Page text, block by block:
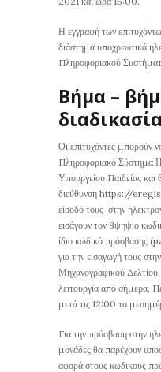
Η εγγραφή των
διάστημα υποχρεωτικά
Πληροφοριακού
Βήμα –
διαδικασία
Οι επιτυχόντες μπορούν
Πληροφοριακό Σύστημα
Υπουργείου Παιδείας
διεύθυνση https://
είσοδό τους στην
εισάγουν τον 8ψηψιο
ίδιο κωδικό πρόσβασης
για την εισαγωγή τους
Μηχανογραφικού
λειτουργία από σήμερα,
μετά τις 12:00 το
Για την πρόσβαση στην
μονάδες θα παρέχουν
αφορά στους κωδικούς